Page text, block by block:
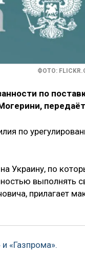
ФОТО:
по
передаёт
по
Украину, по
выполнять
прилагает
«Газпрома».